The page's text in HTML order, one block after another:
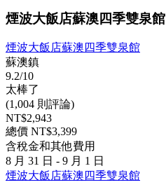
煙波大飯店蘇澳四季雙泉館
煙波大飯店蘇澳四季雙泉館
蘇澳鎮
9.2/10
太棒了
(1,004 則評論)
NT$2,943
總價 NT$3,399
含稅金和其他費用
8 月 31 日 - 9 月 1 日
煙波大飯店蘇澳四季雙泉館